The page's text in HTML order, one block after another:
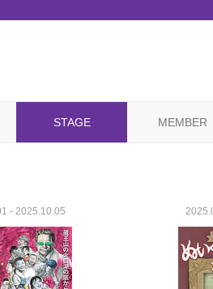
STAGE MEMBER
- 2025.10.05